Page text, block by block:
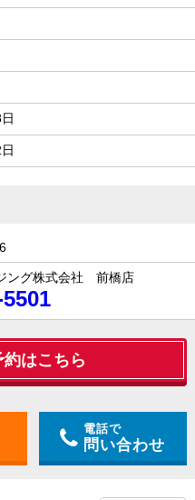
ング株式会社 前橋店
はこちら
電話で
問い合わせ